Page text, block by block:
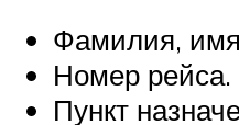
Фамилия,
Номер рейса.
Пункт